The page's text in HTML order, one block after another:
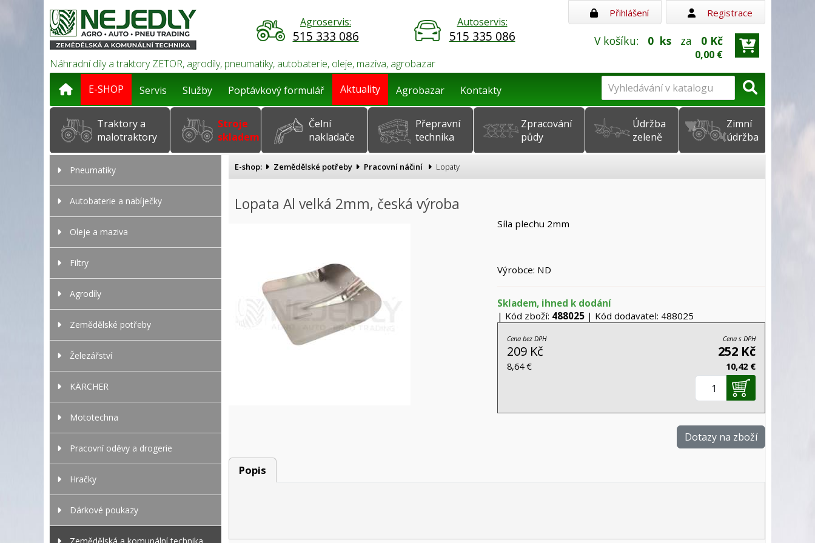
Přihlášení Registrace
Náhradní díly a traktory ZETOR, agrodíly, pneumatiky, autobaterie, oleje, maziva, agrobazar
Agroservis:
515 333 086
Autoservis:
515 335 086 V košíku: 0 ks za 0 Kč
0,00 €
E-SHOP Servis Služby Poptávkový formulář Aktuality Agrobazar Kontakty
Traktory a
malotraktory
Stroje
skladem
Čelní
nakladače
Přepravní
technika
Zpracování
půdy
Údržba
zeleně
Zimní
údržba
Pneumatiky
Autobaterie a nabíječky
Oleje a maziva
Filtry
Agrodíly
Zemědělské potřeby
Železářství
KÄRCHER
Mototechna
Pracovní oděvy a drogerie
Hračky
Dárkové poukazy
E-shop: Zemědělské potřeby Pracovní náčiní Lopaty
Lopata Al velká 2mm, česká výroba
Síla plechu 2mm
Výrobce: ND
Skladem, ihned k dodání
| Kód zboží: 488025| Kód dodavatel: 488025
Cena bez DPH
209 Kč
8,64 €
Cena s DPH
252 Kč
10,42 €
Dotazy na zboží
Popis